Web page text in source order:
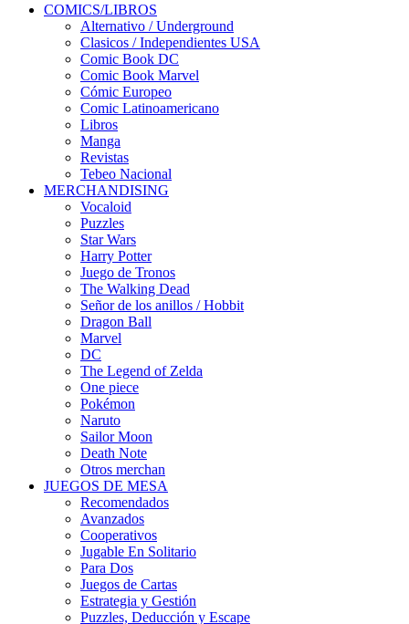
COMICS/LIBROS
Alternativo / Underground
Clasicos / Independientes USA
Comic Book DC
Comic Book Marvel
Cómic Europeo
Comic Latinoamericano
Libros
Manga
Revistas
Tebeo Nacional
MERCHANDISING
Vocaloid
Puzzles
Star Wars
Harry Potter
Juego de Tronos
The Walking Dead
Señor de los anillos / Hobbit
Dragon Ball
Marvel
DC
The Legend of Zelda
One piece
Pokémon
Naruto
Sailor Moon
Death Note
Otros merchan
JUEGOS DE MESA
Recomendados
Avanzados
Cooperativos
Jugable En Solitario
Para Dos
Juegos de Cartas
Estrategia y Gestión
Puzzles, Deducción y Escape